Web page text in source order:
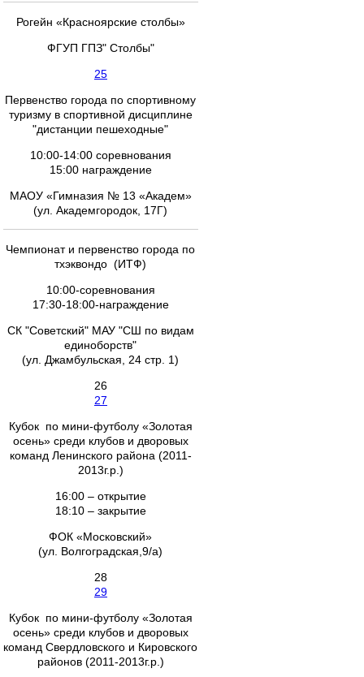
Рогейн «Красноярские столбы»
ФГУП ГПЗ" Столбы"
25
Первенство города по спортивному
туризму в спортивной дисциплине
"дистанции пешеходные"
10:00-14:00 соревнования
15:00 награждение
МАОУ «Гимназия № 13 «Академ»
(ул. Академгородок, 17Г)
Чемпионат и первенство города по
тхэквондо (ИТФ)
10:00-соревнования
17:30-18:00-награждение
СК "Советский" МАУ "СШ по видам
единоборств"
(ул. Джамбульская, 24 стр. 1)
26
27
Кубок по мини-футболу «Золотая
осень» среди клубов и дворовых
команд Ленинского района (2011-
2013г.р.)
16:00 – открытие
18:10 – закрытие
ФОК «Московский»
(ул. Волгоградская,9/а)
28
29
Кубок по мини-футболу «Золотая
осень» среди клубов и дворовых
команд Свердловского и Кировского
районов (2011-2013г.р.)